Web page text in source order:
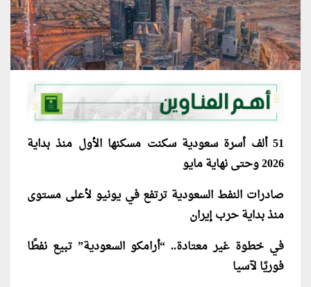
51 ألف أسرة سعودية سكنت مسكنها الأول منذ بداية
2026 وحتى نهاية مايو
صادرات النفط السعودية ترتفع في يونيو لأعلى مستوى
منذ بداية حرب إيران
في خطوة غير معتادة.. “أرامكو السعودية” تبيع نفطًا
فوريًا لآسيا